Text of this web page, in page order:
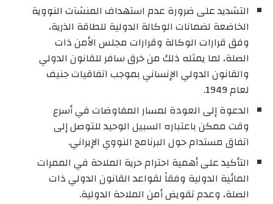
التشديد على ضرورة عدم استهداف المنشآت النووية
الخاضعة لضمانات الوكالة الدولية للطاقة الذرية،
وفق قرارات الوكالة وقرارات مجلس الأمن ذات
الصلة، لما يمثله ذلك من خرق سافر للقانون الدولي
والقانون الدولي الإنساني بموجب اتفاقيات جنيف
لعام 1949.
الدعوة إلى العودة لمسار المفاوضات في أسرع
وقت ممكن باعتباره السبيل الوحيد للتوصل إلى
اتفاق مستدام حول البرنامج النووي الإيراني.
التأكيد على أهمية احترام حرية الملاحة في الممرات
المائية الدولية وفقاً لقواعد القانون الدولي ذات
الصلة، وعدم تقويض أمن الملاحة الدولية.